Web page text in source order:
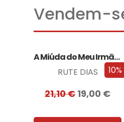
Vendem-
10%
A Miúda do Meu Irmão – Edição…
RUTE DIAS
21,10€19,00 €